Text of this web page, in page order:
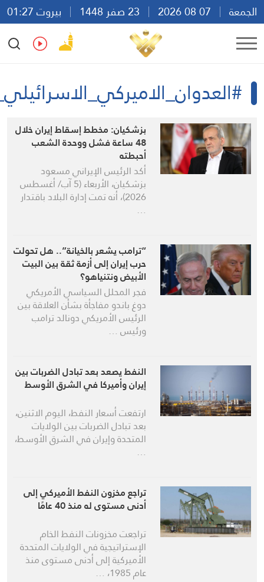
23 صفر 1448
بيروت 01:27
Fr Es
بزشكيان: مخطط إسقاط إيران خلال
48 ساعة فشل ووحدة الشعب
أحبطته
أكد الرئيس الإيراني مسعود
بزشكيان، الأربعاء (5 آب/ أغسطس
2026)، أنه تمت إدارة البلاد باقتدار
“ترامب يشعر بالخيانة”.. هل تحولت
حرب إيران إلى أزمة ثقة بين البيت
الأبيض ونتنياهو؟
فجر المحلل السياسي الأمريكي
دوغ باندو مفاجأة بشأن العلاقة بين
الرئيس الأمريكي دونالد ترامب
النفط يصعد بعد تبادل الضربات بين
إيران وأميركا في الشرق الأوسط
ارتفعت أسعار النفط، اليوم الاثنين،
بعد تبادل ‌الضربات بين الولايات
المتحدة وإيران في الشرق الأوسط،
تراجع مخزون النفط الأميركي إلى
أدنى مستوى له منذ 40 عامًا
تراجعت مخزونات النفط الخام
الإستراتيجية في الولايات المتحدة
الأميركية إلى أدنى مستوى منذ